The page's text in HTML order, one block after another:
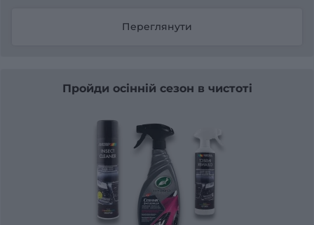
Переглянути
Пройди осінній сезон в чистоті